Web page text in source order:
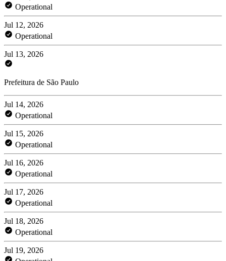
Operational
Jul 12, 2026
Operational
Jul 13, 2026
Prefeitura de São Paulo
Jul 14, 2026
Operational
Jul 15, 2026
Operational
Jul 16, 2026
Operational
Jul 17, 2026
Operational
Jul 18, 2026
Operational
Jul 19, 2026